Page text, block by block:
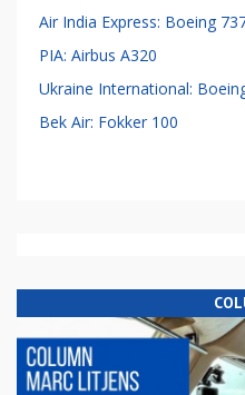
Air India Express: Boeing
PIA: Airbus A320
Ukraine International:
Bek Air: Fokker 100